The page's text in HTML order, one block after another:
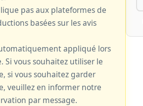
pas aux plateformes de
basées sur les avis
appliqué lors
Si vous souhaitez utiliser le
si vous souhaitez garder
veuillez en informer notre
par message.